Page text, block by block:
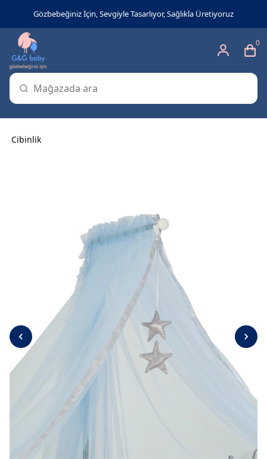
Gözbebeğiniz İçin, Sevgiyle Tasarlıyor, Sağlıkla Üretiyoruz
0
Cibinlik